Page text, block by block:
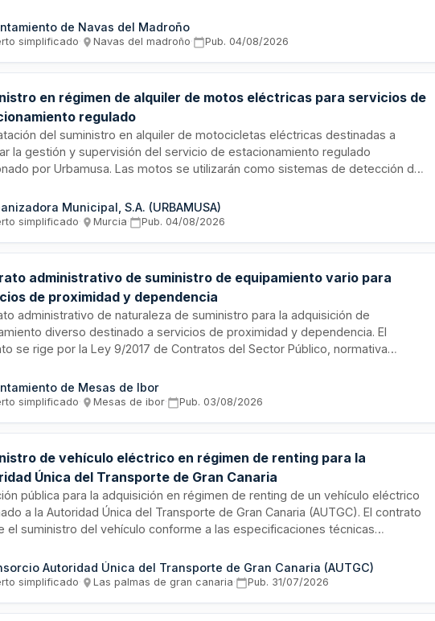
estado de circulación en el lugar que designe el Ayuntamiento.
de Navas del Madroño
simplificado· Navas del madroño· Pub. 04/08/2026
en régimen de alquiler de motos eléctricas para servicios de
regulado
del suministro en alquiler de motocicletas eléctricas destinadas a
la gestión y supervisión del servicio de estacionamiento regulado
por Urbamusa. Las motos se utilizarán como sistemas de detección de
de control en las nuevas plazas incorporadas tras la aprobación de la
de enero de dos mil veinticinco, incluyendo espacios para personas con
Municipal, S.A. (URBAMUSA)
simplificado· Murcia· Pub. 04/08/2026
administrativo de suministro de equipamiento vario para
de proximidad y dependencia
administrativo de naturaleza de suministro para la adquisición de
diverso destinado a servicios de proximidad y dependencia. El
se rige por la Ley 9/2017 de Contratos del Sector Público, normativa
El órgano de contratación es la Alcaldía-Presidencia. La contratista debe
bienes nuevos, sin uso previo, cumplir plazos, mantener documentación
europea.
de Mesas de Ibor
simplificado· Mesas de ibor· Pub. 03/08/2026
de vehículo eléctrico en régimen de renting para la
Única del Transporte de Gran Canaria
pública para la adquisición en régimen de renting de un vehículo eléctrico
a la Autoridad Única del Transporte de Gran Canaria (AUTGC). El contrato
el suministro del vehículo conforme a las especificaciones técnicas
del servicio de arrendamiento operativo del vehículo de tracción
La licitación se tramita bajo procedimiento abierto y se localiza en Las
en flotas eléctricas.
Autoridad Única del Transporte de Gran Canaria (AUTGC)
simplificado· Las palmas de gran canaria· Pub. 31/07/2026